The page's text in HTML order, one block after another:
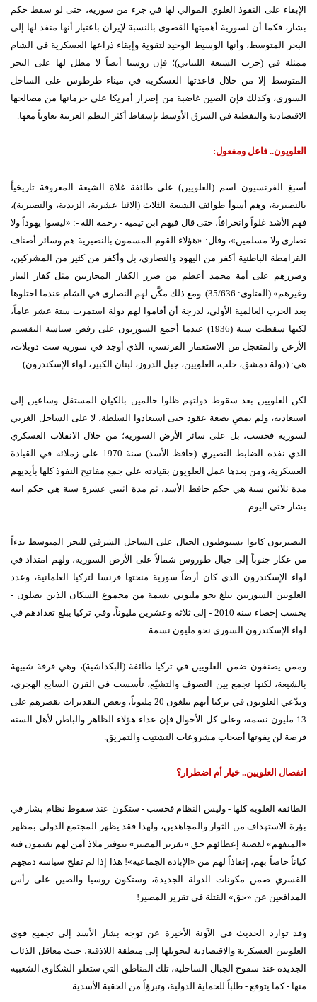
الإبقاء على النفوذ العلوي الموالي لها في جزء من سورية، حتى لو سقط حكم
بشار، فكما أن لسورية أهميتها القصوى بالنسبة لإيران باعتبار أنها منفذ لها إلى
البحر المتوسط، وأنها الوسيط الوحيد لتقوية وإبقاء ذراعها العسكرية في الشام
ممثلة في (حزب الشيعة اللبناني)؛ فإن روسيا أيضاً لا مطل لها على البحر
المتوسط إلا من خلال قاعدتها العسكرية في ميناء طرطوس على الساحل
السوري، وكذلك فإن الصين غاضبة من إصرار أمريكا على حرمانها من مصالحها
الاقتصادية والنفطية في الشرق الأوسط بإسقاط أكثر النظم العربية تعاوناً معها.
العلويون.. فاعل ومفعول:
أسبغ الفرنسيون اسم (العلويين) على طائفة غلاة الشيعة المعروفة تاريخياً
بالنصيرية، وهم أسوأ طوائف الشيعة الثلاث (الاثنا عشرية، الزيدية، والنصيرية)،
فهم الأشد غلواً وانحرافاً، حتى قال فيهم ابن تيمية - رحمه الله -: «ليسوا يهوداً ولا
نصارى ولا مسلمين»، وقال: «هؤلاء القوم المسمون بالنصيرية هم وسائر أصناف
القرامطة الباطنية أكفر من اليهود والنصارى، بل وأكفر من كثير من المشركين،
وضررهم على أمة محمد أعظم من ضرر الكفار المحاربين مثل كفار التتار
وغيرهم» (الفتاوى: 35/636). ومع ذلك مكَّن لهم النصارى في الشام عندما احتلوها
بعد الحرب العالمية الأولى، لدرجة أن أقاموا لهم دولة استمرت ستة عشر عاماً،
لكنها سقطت سنة (1936) عندما أجمع السوريون على رفض سياسة التقسيم
الأرعن والمتعجل من الاستعمار الفرنسي، الذي أوجد في سورية ست دويلات،
هي: (دولة دمشق، حلب، العلويين، جبل الدروز، لبنان الكبير، لواء الإسكندرون).
لكن العلويين بعد سقوط دولتهم ظلوا حالمين بالكيان المستقل وساعين إلى
استعادته، ولم تمضِ بضعة عقود حتى استعادوا السلطة، لا على الساحل الغربي
لسورية فحسب، بل على سائر الأرض السورية؛ من خلال الانقلاب العسكري
الذي نفذه الضابط النصيري (حافظ الأسد) سنة 1970 على زملائه في القيادة
العسكرية، ومن بعدها عمل العلويون بقيادته على جمع مفاتيح النفوذ كلها بأيديهم
مدة ثلاثين سنة هي حكم حافظ الأسد، ثم مدة اثنتي عشرة سنة هي حكم ابنه
بشار حتى اليوم.
النصيريون كانوا يستوطنون الجبال على الساحل الشرقي للبحر المتوسط بدءاً
من عكار جنوباً إلى جبال طوروس شمالاً على الأرض السورية، ولهم امتداد في
لواء الإسكندرون الذي كان أرضاً سورية منحتها فرنسا لتركيا العلمانية، وعدد
العلويين السوريين يبلغ نحو مليوني نسمة من مجموع السكان الذين يصلون -
بحسب إحصاء سنة 2010 - إلى ثلاثة وعشرين مليوناً، وفي تركيا يبلغ تعدادهم في
لواء الإسكندرون السوري نحو مليون نسمة.
وممن يصنفون ضمن العلويين في تركيا طائفة (البكداشية)، وهي فرقة شبيهة
بالشيعة، لكنها تجمع بين التصوف والتشيّع، تأسست في القرن السابع الهجري،
ويدّعي العلويون في تركيا أنهم يبلغون 20 مليوناً، وبعض التقديرات تقصرهم على
13 مليون نسمة، وعلى كل الأحوال فإن عداء هؤلاء الظاهر والباطن لأهل السنة
فرصة لن يفوتها أصحاب مشروعات التشتيت والتمزيق.
انفصال العلويين.. خيار أم اضطرار؟
الطائفة العلوية كلها - وليس النظام فحسب - ستكون عند سقوط نظام بشار في
بؤرة الاستهداف من الثوار والمجاهدين، ولهذا فقد يظهر المجتمع الدولي بمظهر
«المتفهم» لقضية إعطائهم حق «تقرير المصير» بتوفير ملاذ آمن لهم يقيمون فيه
كياناً خاصاً بهم، إنقاذاً لهم من «الإبادة الجماعية»! هذا إذا لم تفلح سياسة دمجهم
القسري ضمن مكونات الدولة الجديدة، وستكون روسيا والصين على رأس
المدافعين عن «حق» القتلة في تقرير المصير!
وقد توارد الحديث في الآونة الأخيرة عن توجه بشار الأسد إلى تجميع قوى
العلويين العسكرية والاقتصادية لتحويلها إلى منطقة اللاذقية، حيث معاقل الذئاب
الجديدة عند سفوح الجبال الساحلية، تلك المناطق التي ستعلو الشكاوى الشعبية
منها - كما يتوقع - طلباً للحماية الدولية، وتبرؤاً من الحقبة الأسدية.